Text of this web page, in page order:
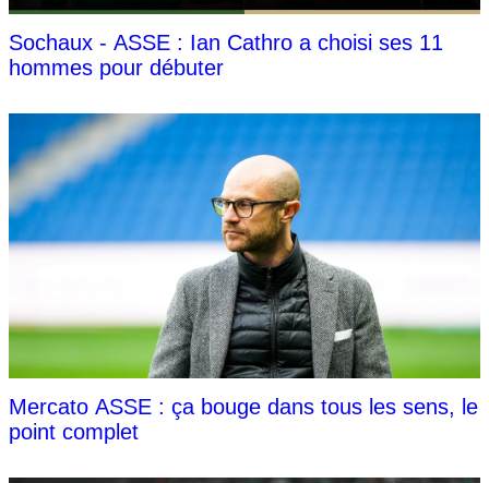
Sochaux - ASSE : Ian Cathro a choisi ses 11
hommes pour débuter
Mercato ASSE : ça bouge dans tous les sens, le
point complet